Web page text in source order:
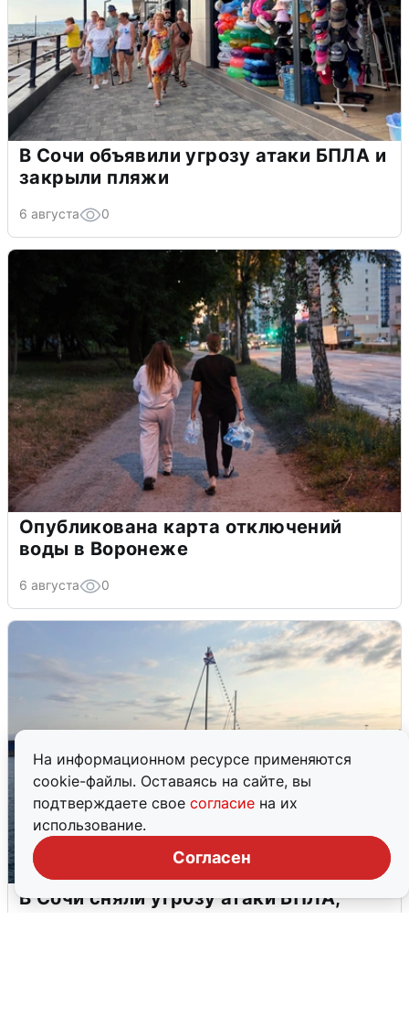
На информационном ресурсе применяются
cookie-файлы. Оставаясь на сайте, вы
подтверждаете свое согласие на их
использование.
Согласен
В Сочи объявили угрозу атаки БПЛА и
закрыли пляжи
6 августа 0
Опубликована карта отключений
воды в Воронеже
6 августа 0
В Сочи сняли угрозу атаки БПЛА,